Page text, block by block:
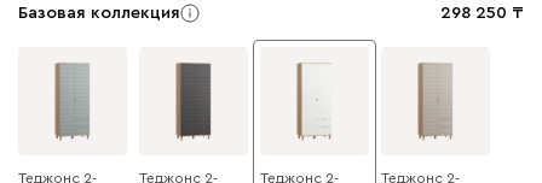
Базовая коллекция 298 250
Теджонс 2-
Теджонс 2-
Теджонс 2-
Теджонс 2-